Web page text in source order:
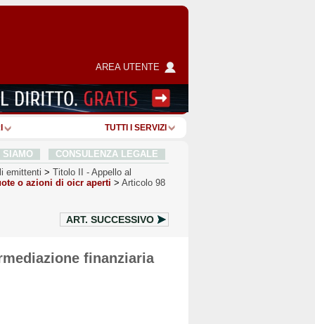
AREA UTENTE
TUTTI I SERVIZI
SIAMO
CONSULENZA LEGALE
emittenti > Titolo II - Appello al
o azioni di oicr aperti > Articolo 98
ART. SUCCESSIVO
finanziaria